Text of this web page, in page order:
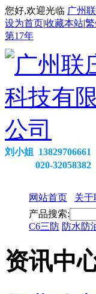
您好,欢迎光临 广州
设为首页|收藏本站|
第17年
刘小姐 13829706661
020-32058382
网站首页 关于
产品搜索:
C6三防 防水防
资讯中